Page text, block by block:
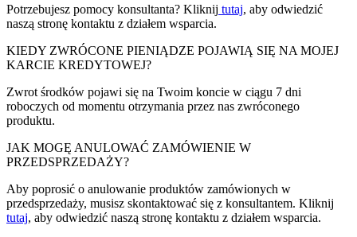
Potrzebujesz pomocy konsultanta? Kliknij tutaj, aby odwiedzić
naszą stronę kontaktu z działem wsparcia.
KIEDY ZWRÓCONE PIENIĄDZE POJAWIĄ SIĘ NA MOJEJ
KARCIE KREDYTOWEJ?
Zwrot środków pojawi się na Twoim koncie w ciągu 7 dni
roboczych od momentu otrzymania przez nas zwróconego
produktu.
JAK MOGĘ ANULOWAĆ ZAMÓWIENIE W
PRZEDSPRZEDAŻY?
Aby poprosić o anulowanie produktów zamówionych w
przedsprzedaży, musisz skontaktować się z konsultantem. Kliknij
tutaj, aby odwiedzić naszą stronę kontaktu z działem wsparcia.